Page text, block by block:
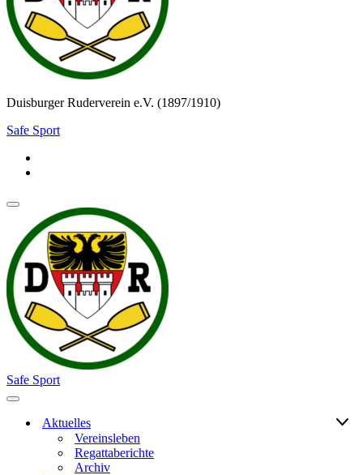
Duisburger Ruderverein e.V. (1897/1910)
Safe Sport
Navigationsmenü
Safe Sport
Navigationsmenü
Aktuelles
Vereinsleben
Regattaberichte
Archiv